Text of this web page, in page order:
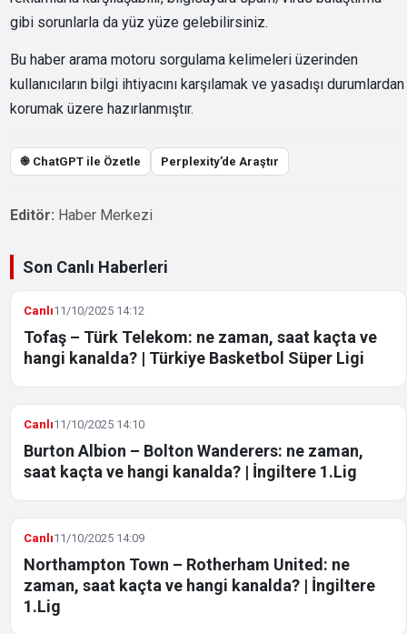
gibi sorunlarla da yüz yüze gelebilirsiniz.
Bu haber arama motoru sorgulama kelimeleri üzerinden
kullanıcıların bilgi ihtiyacını karşılamak ve yasadışı durumlardan
korumak üzere hazırlanmıştır.
֎ ChatGPT ile Özetle Perplexity’de Araştır
Editör: Haber Merkezi
Son Canlı Haberleri
Canlı11/10/2025 14:12
Tofaş – Türk Telekom: ne zaman, saat kaçta ve
hangi kanalda? | Türkiye Basketbol Süper Ligi
Canlı11/10/2025 14:10
Burton Albion – Bolton Wanderers: ne zaman,
saat kaçta ve hangi kanalda? | İngiltere 1.Lig
Canlı11/10/2025 14:09
Northampton Town – Rotherham United: ne
zaman, saat kaçta ve hangi kanalda? | İngiltere
1.Lig